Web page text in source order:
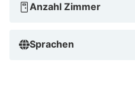
Anzahl Zimmer
Sprachen